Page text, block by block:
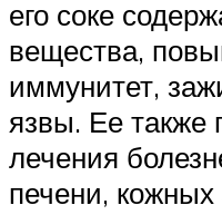
его соке
вещества,
иммунитет,
язвы. Ее также
лечения
печени,